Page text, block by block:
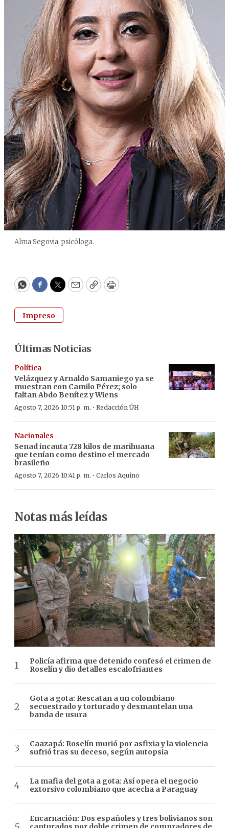
Alma Segovia, psicóloga.
WhatsApp
Facebook
Twitter
EmailCopyPrint
Impreso
Últimas Noticias
Política
Velázquez y Arnaldo Samaniego ya se
muestran con Camilo Pérez; solo
faltan Abdo Benítez y Wiens
Agosto 7, 2026 10:51 p. m. · Redacción ÚH
Nacionales
Senad incauta 728 kilos de marihuana
que tenían como destino el mercado
brasileño
Agosto 7, 2026 10:41 p. m. · Carlos Aquino
Notas más leídas
Policía afirma que detenido confesó el crimen de
Roselín y dio detalles escalofriantes
Gota a gota: Rescatan a un colombiano
secuestrado y torturado y desmantelan una
banda de usura
Caazapá: Roselín murió por asfixia y la violencia
sufrió tras su deceso, según autopsia
La mafia del gota a gota: Así opera el negocio
extorsivo colombiano que acecha a Paraguay
Encarnación: Dos españoles y tres bolivianos son